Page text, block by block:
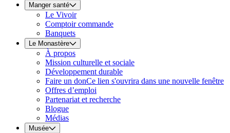
Manger santé
Le Vivoir
Comptoir commande
Banquets
Le Monastère
À propos
Mission culturelle et sociale
Développement durable
Faire un donCe lien s'ouvrira dans une nouvelle fenêtre
Offres d’emploi
Partenariat et recherche
Blogue
Médias
Musée